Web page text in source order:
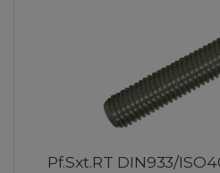
Pf.Sxt.RT DIN933/